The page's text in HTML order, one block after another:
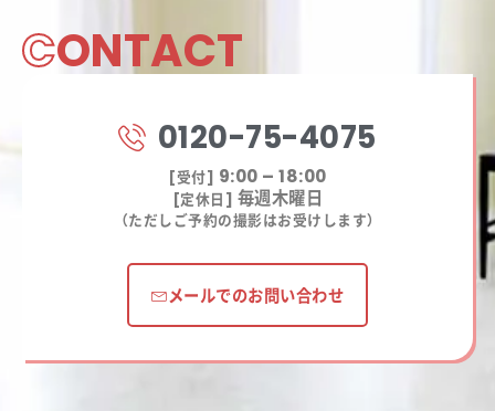
CONTACT
0120-75-4075
[受付] 9:00 – 18:00
[定休日] 毎週木曜日
（ただしご予約の撮影はお受けします）
メールでのお問い合わせ